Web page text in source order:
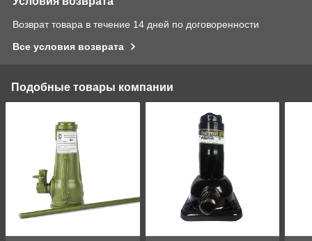
Возврат товара в течение 14 дней по договоренности
Все условия возврата
Подобные товары компании